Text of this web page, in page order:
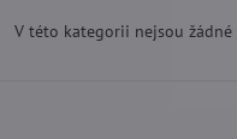
V této kategorii nejsou žádné